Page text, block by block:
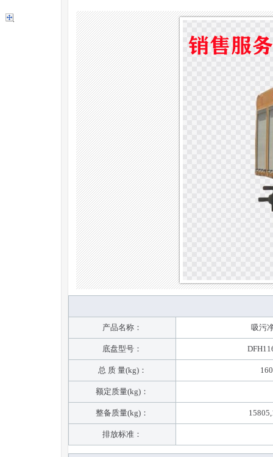
产品名称： 吸污
底盘型号：
总 质 量(kg)：
额定质量(kg)：
整备质量(kg)：
排放标准：